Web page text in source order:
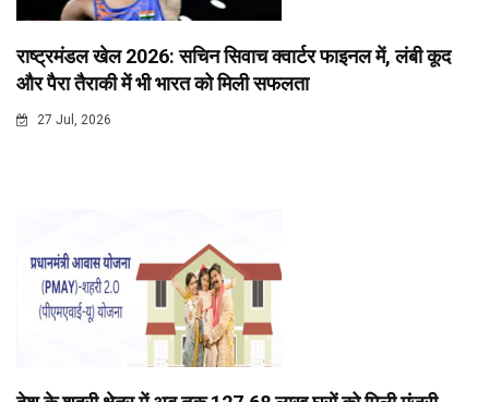
राष्ट्रमंडल खेल 2026: सचिन सिवाच क्वार्टर फाइनल में, लंबी कूद
और पैरा तैराकी में भी भारत को मिली सफलता
27 Jul, 2026